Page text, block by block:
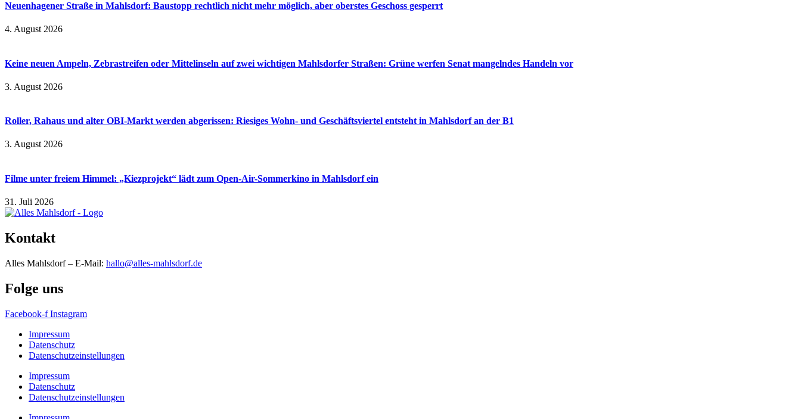
Neuenhagener Straße in Mahlsdorf: Baustopp rechtlich nicht mehr möglich, aber oberstes Geschoss gesperrt
4. August 2026
Keine neuen Ampeln, Zebrastreifen oder Mittelinseln auf zwei wichtigen Mahlsdorfer Straßen: Grüne werfen Senat mangelndes Handeln vor
3. August 2026
Roller, Rahaus und alter OBI-Markt werden abgerissen: Riesiges Wohn- und Geschäftsviertel entsteht in Mahlsdorf an der B1
3. August 2026
Filme unter freiem Himmel: „Kiezprojekt“ lädt zum Open-Air-Sommerkino in Mahlsdorf ein
31. Juli 2026
Kontakt
Alles Mahlsdorf – E-Mail: hallo@alles-mahlsdorf.de
Folge uns
Facebook-f Instagram
Impressum
Datenschutz
Datenschutzeinstellungen
Impressum
Datenschutz
Datenschutzeinstellungen